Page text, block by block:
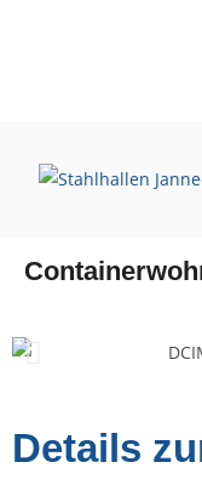
Peter Imbusch
Details